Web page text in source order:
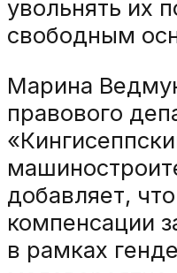
увольнять их
свободным
Марина
правового
добавляет,
компенсации
в рамках